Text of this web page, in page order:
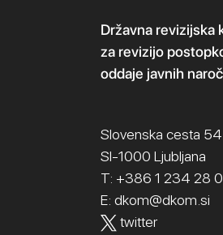
Državna revizijska
za revizijo
oddaje javnih
Slovenska cesta 54
SI-1000 Ljubljana
T: +386 1 234 28
E: dkom@dkom.si
twitter